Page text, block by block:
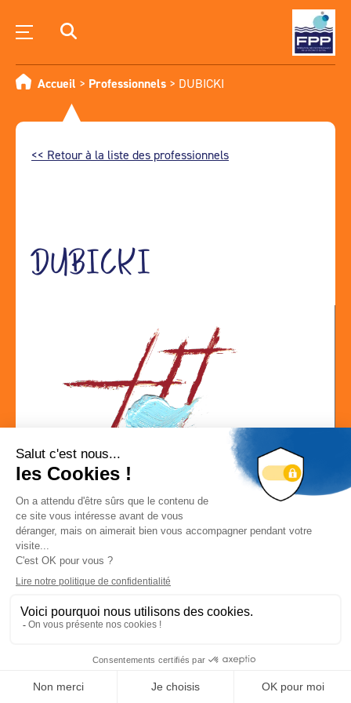
Accueil > Professionnels > DUBICKI
<< Retour à la liste des professionnels
DUBICKI
Localisation
ARBRE REDON 46250 FRAYSSINET LE GELAT
Localiser la société
Déconnexion Mon compte